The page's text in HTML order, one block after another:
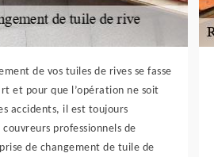
de vos tuiles de rives se fasse
et pour que l’opération ne soit
accidents, il est toujours
professionnels de
de changement de tuile de